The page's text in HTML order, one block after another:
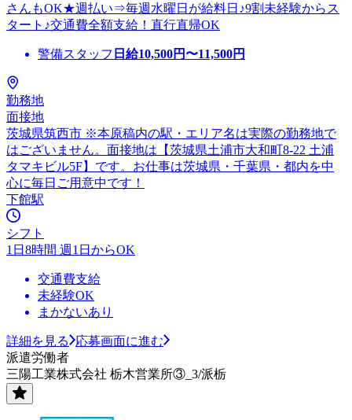
さんもOK★週払い⇒毎週水曜日が給料日♪9割未経験からス
タート♪交通費全額支給！直行直帰OK
警備スタッフ 日給10,500円〜11,500円
勤務地
面接地
茨城県筑西市 ※本原稿内の駅・エリア名は実際の勤務地で
はございません。面接地は【茨城県土浦市大和町8-22 土浦
タマキビル5F】です。お仕事は茨城県・千葉県・都内を中
心に毎日ご用意中です！
下館駅
シフト
1日8時間 週1日からOK
交通費支給
未経験OK
まかないあり
詳細を見る
応募画面に進む
派遣労働者
三陽工業株式会社 栃木営業所③_3/派栃